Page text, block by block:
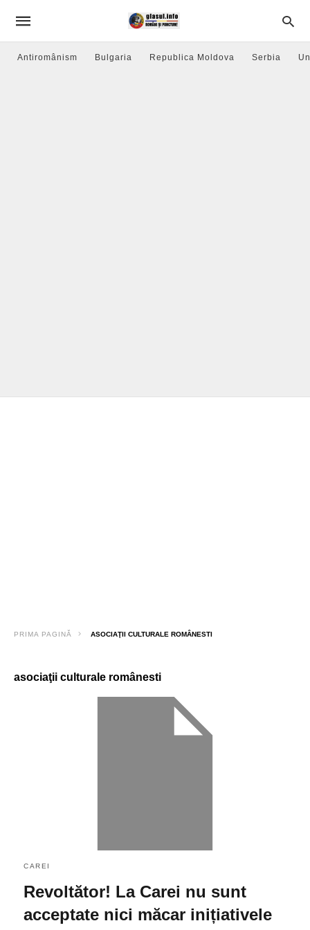
Antiromânism Bulgaria Republica Moldova Serbia
PRIMA PAGINĂ ASOCIAŢII CULTURALE ROMÂNESTI
asociaţii culturale românesti
CAREI
Revoltător! La Carei nu sunt
acceptate nici măcar inițiativele